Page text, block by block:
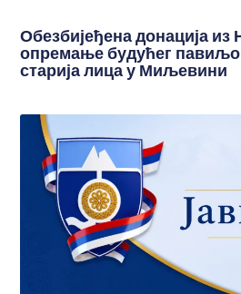
Обезбијеђена донација из
опремање будућег
старија лица у Миљевини